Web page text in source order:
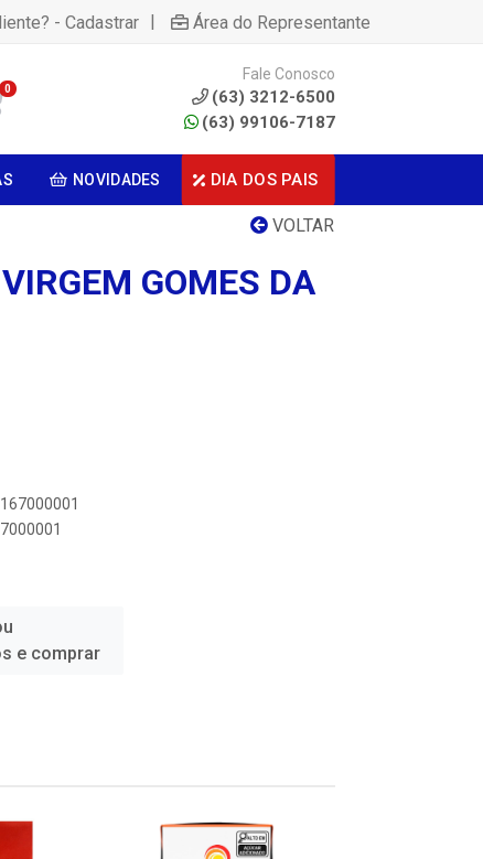
- Cadastrar | Área do Representante
0
Fale Conosco
(63) 3212-6500
(63) 99106-7187
NOVIDADES DIA DOS PAIS
VOLTAR
GOMES DA
e comprar